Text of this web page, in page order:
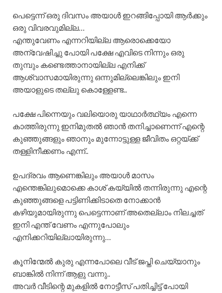
പെട്ടെന്ന് ഒരു ദിവസം അയാൾ ഇറങ്ങിപ്പോയി ആർക്കും
ഒരു വിവരവുമില്ല…
എന്തുവേണം എന്നറിയില്ല ആരൊക്കെയോ
അന്വേഷിച്ചു പോയി പക്ഷേ എവിടെ നിന്നും ഒരു
തുമ്പും കണ്ടെത്താനായില്ല എനിക്ക്
ആശ്വാസമായിരുന്നു ഒന്നുമില്ലെങ്കിലും ഇനി
അയാളുടെ തല്ലു കൊള്ളേണ്ട..
പക്ഷേ പിന്നെയും വലിയൊരു യാഥാർത്ഥ്യം എന്നെ
കാത്തിരുന്നു ഇനിമുതൽ ഞാൻ തനിച്ചാണെന്ന് എന്റെ
കുഞ്ഞുങ്ങളും ഞാനും മുന്നോട്ടുള്ള ജീവിതം ഒറ്റയ്ക്ക്
തള്ളിനീക്കണം എന്ന്..
ഉപദ്രവം ആണെങ്കിലും അയാൾ മാസം
എന്തെങ്കിലുമൊക്കെ കാശ് കയ്യിൽ തന്നിരുന്നു എന്റെ
കുഞ്ഞുങ്ങളെ പട്ടിണിക്കിടാതെ നോക്കാൻ
കഴിയുമായിരുന്നു പെട്ടെന്നാണ് അതെല്ലാം നിലച്ചത്
ഇനി എന്ത് വേണം എന്നുപോലും
എനിക്കറിയില്ലായിരുന്നു…
കൂനിന്മേൽ കുരു എന്നപോലെ വീട് ജപ്തി ചെയ്യാനും
ബാങ്കിൽ നിന്ന് ആളു വന്നു..
അവർ വീടിന്റെ മുകളിൽ നോട്ടീസ് പതിച്ചിട്ട് പോയി